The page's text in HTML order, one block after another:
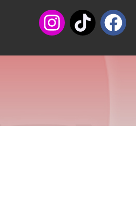
dem Bus